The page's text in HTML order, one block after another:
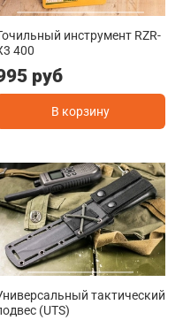
инструмент RZR-
400
руб
В корзину
тактический
(UTS)